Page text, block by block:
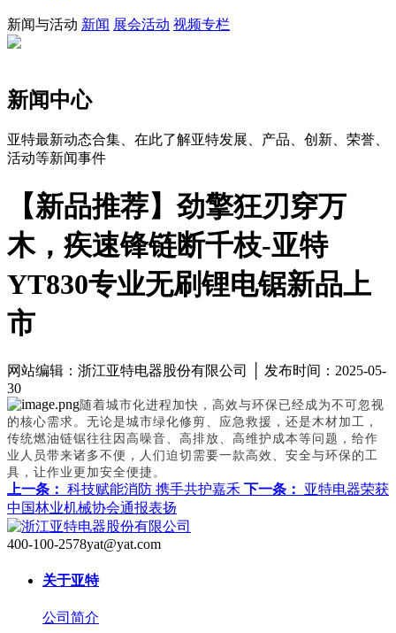
新闻与活动 新闻 展会活动 视频专栏
新闻中心
亚特最新动态合集、在此了解亚特发展、产品、创新、荣誉、
活动等新闻事件
【新品推荐】劲擎狂刃穿万
木，疾速锋链断千枝-亚特
YT830专业无刷锂电锯新品上
市
网站编辑：浙江亚特电器股份有限公司 │ 发布时间：2025-05-
30
随着城市化进程加快，高效与环保已经成为不可忽视
的核心需求。无论是城市绿化修剪、应急救援，还是木材加工，
传统燃油链锯往往因高噪音、高排放、高维护成本等问题，给作
业人员带来诸多不便，人们迫切需要一款高效、安全与环保的工
具，让作业更加安全便捷。
上一条： 科技赋能消防 携手共护嘉禾 下一条：
亚特电器荣获
中国林业机械协会通报表扬
400-100-2578yat@yat.com
关于亚特
公司简介